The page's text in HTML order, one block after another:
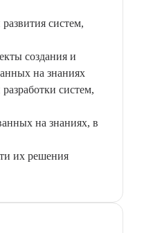
систем,
создания и
на знаниях
систем,
на знаниях, в
их решения